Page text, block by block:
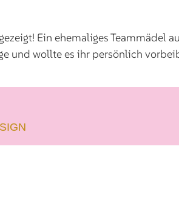
Ein ehemaliges Teammädel
und wollte es ihr persönlich